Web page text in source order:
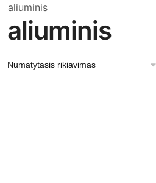
aliuminis
aliuminis